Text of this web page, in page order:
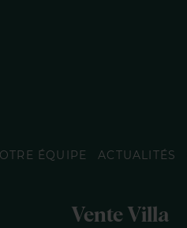
ÉQUIPE ACTUALITÉS
Vente Villa